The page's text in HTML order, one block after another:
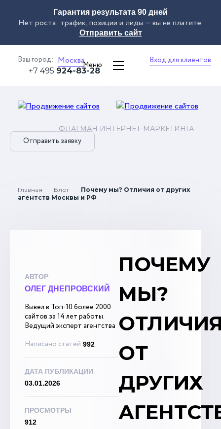
Гарантия результата 90 дней
Нет роста: трафик, позиции и лиды — вы не платите.
Отправить сайт
Ваш город: МоскваМеню
Вход для клиентов
+7 495 924-83-28
ФЛАГМАН ИНТЕРНЕТ-МАРКЕТИНГА
Отправить заявку
Главная Блог
Почему мы? Отличия от других
агентств Москвы и РФ
АВТОР
ОЛЕГ ДНЕПРОВСКИЙ
Вывел в Топ-10 более 2000
сайтов за 14 лет работы.
Ведущий эксперт агентства
Написано статей:992
ДАТА ПУБЛИКАЦИИ
03.01.2026
ПРОСМОТРЫ
912
ПОЧЕМУ
МЫ?
ОТ
ДРУГИХ